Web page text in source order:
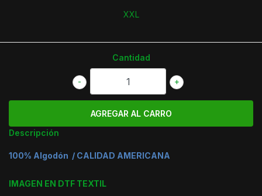
XXL
Cantidad
+
-
Descripción
100% Algodón / CALIDAD AMERICANA
IMAGEN EN DTF TEXTIL